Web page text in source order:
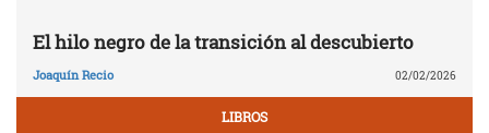
El hilo negro de la transición al descubierto
Joaquín Recio 02/02/2026
LIBROS